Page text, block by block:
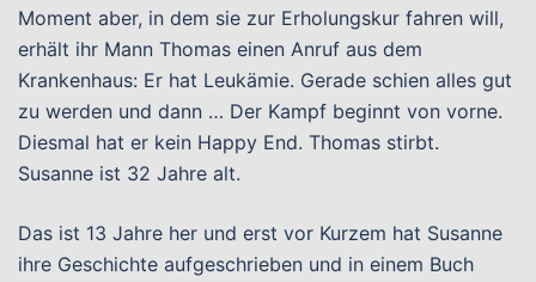
Moment aber, in dem sie zur Erholungskur fahren will,
erhält ihr Mann Thomas einen Anruf aus dem
Krankenhaus: Er hat Leukämie. Gerade schien alles gut
zu werden und dann … Der Kampf beginnt von vorne.
Diesmal hat er kein Happy End. Thomas stirbt.
Susanne ist 32 Jahre alt.
Das ist 13 Jahre her und erst vor Kurzem hat Susanne
ihre Geschichte aufgeschrieben und in einem Buch